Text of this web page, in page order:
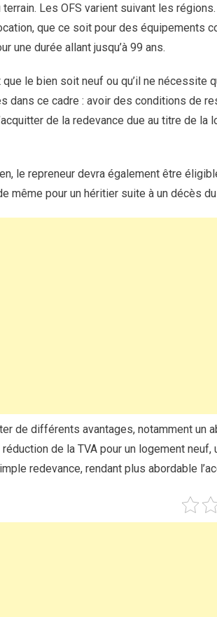
Les OFS varient suivant les
que ce soit pour des équipements
une durée allant jusqu’à 99 ans.
le bien soit neuf ou qu’il ne nécessite
dans ce cadre : avoir des conditions de
de la redevance due au titre de la
le repreneur devra également être
même pour un héritier suite à un décès
de différents avantages, notamment un
de la TVA pour un logement neuf,
redevance, rendant plus abordable